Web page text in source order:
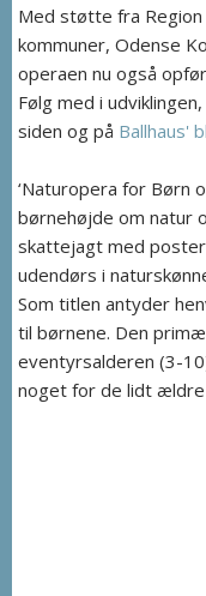
Med støtte fra Region
kommuner, Odense
operaen nu også
Følg med i
siden og på Ballhaus'
‘Naturopera for Børn
børnehøjde om natur
skattejagt med
udendørs i
Som titlen antyder
til børnene. Den
eventyrsalderen (3-
noget for de lidt ældre